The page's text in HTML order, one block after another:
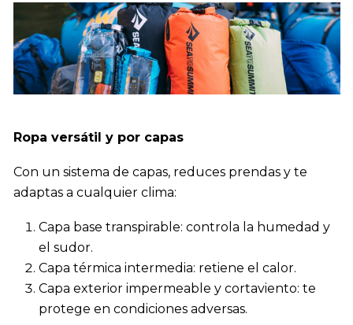
Ropa versátil y por capas
Con un sistema de capas, reduces prendas y te
adaptas a cualquier clima:
Capa base transpirable: controla la humedad y
el sudor.
Capa térmica intermedia: retiene el calor.
Capa exterior impermeable y cortaviento: te
protege en condiciones adversas.